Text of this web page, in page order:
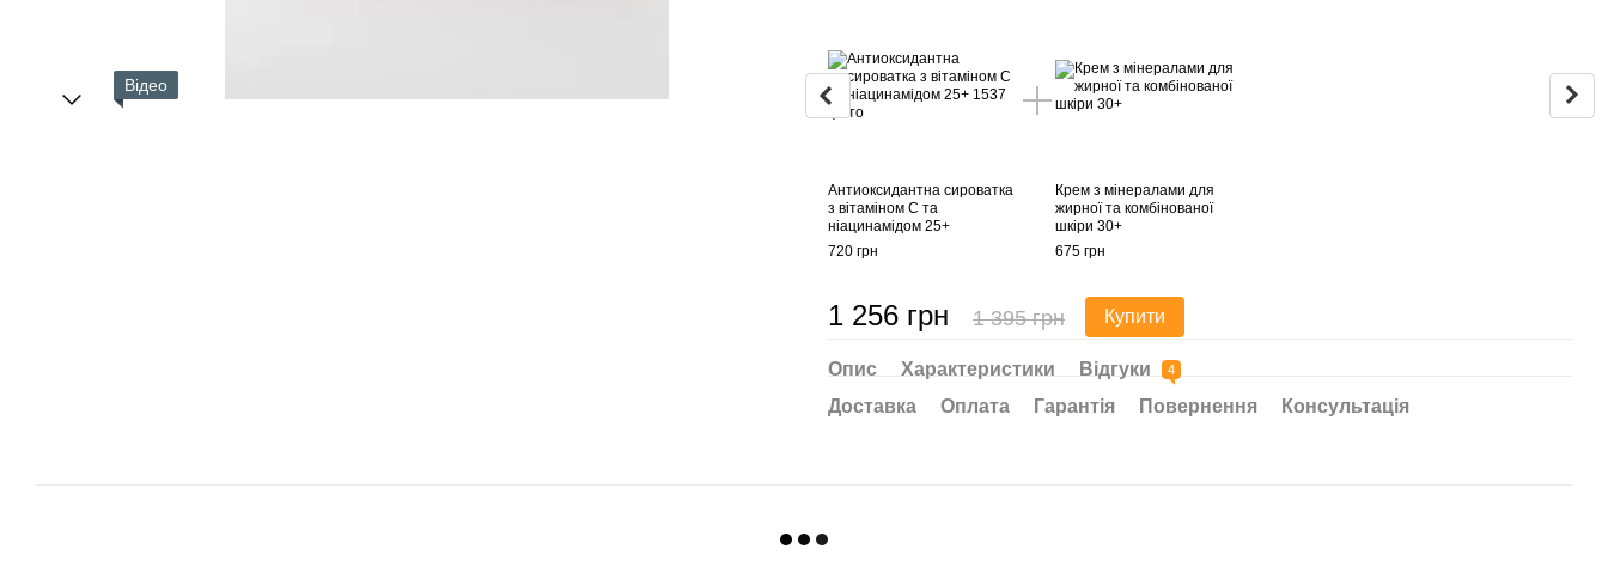
Відео
Антиоксидантна сироватка
з вітаміном С та
ніацинамідом 25+
720 грн
Крем з мінералами для
жирної та комбінованої
шкіри 30+
675 грн
1 256 грн 1 395 грн Купити
Опис Характеристики Відгуки 4
Доставка Оплата Гарантія Повернення Консультація